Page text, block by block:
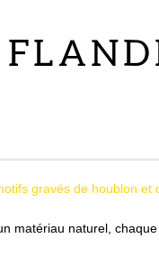
gravés de houblon et
matériau naturel,